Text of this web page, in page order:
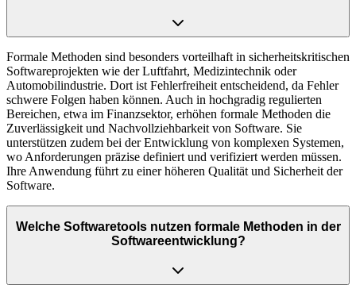
Formale Methoden sind besonders vorteilhaft in sicherheitskritischen
Softwareprojekten wie der Luftfahrt, Medizintechnik oder
Automobilindustrie. Dort ist Fehlerfreiheit entscheidend, da Fehler
schwere Folgen haben können. Auch in hochgradig regulierten
Bereichen, etwa im Finanzsektor, erhöhen formale Methoden die
Zuverlässigkeit und Nachvollziehbarkeit von Software. Sie
unterstützen zudem bei der Entwicklung von komplexen Systemen,
wo Anforderungen präzise definiert und verifiziert werden müssen.
Ihre Anwendung führt zu einer höheren Qualität und Sicherheit der
Software.
Welche Softwaretools nutzen formale Methoden in der
Softwareentwicklung?